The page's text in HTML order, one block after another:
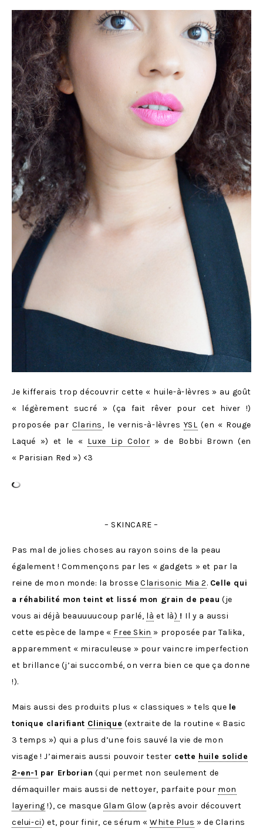
Je kifferais trop découvrir cette « huile-à-lèvres » au goût
« légèrement sucré » (ça fait rêver pour cet hiver !)
proposée par Clarins, le vernis-à-lèvres YSL (en « Rouge
Laqué ») et le « Luxe Lip Color » de Bobbi Brown (en
« Parisian Red ») <3
– SKINCARE –
Pas mal de jolies choses au rayon soins de la peau
également ! Commençons par les « gadgets » et par la
reine de mon monde: la brosseClarisonic Mia 2. Celle qui
a réhabilité mon teint et lissé mon grain de peau (je
vous ai déjà beauuuucoup parlé, là et là) ! Il y a aussi
cette espèce de lampe « Free Skin » proposée par Talika,
apparemment « miraculeuse » pour vaincre imperfection
et brillance (j’ai succombé, on verra bien ce que ça donne
!).
Mais aussi des produits plus « classiques » tels que le
tonique clarifiant Clinique (extraite de la routine « Basic
3 temps ») qui a plus d’une fois sauvé la vie de mon
visage ! J’aimerais aussi pouvoir tester cette huile solide
2-en-1 par Erborian (qui permet non seulement de
démaquiller mais aussi de nettoyer, parfaite pour mon
layering !), ce masque Glam Glow (après avoir découvert
celui-ci) et, pour finir, ce sérum «White Plus » de Clarins